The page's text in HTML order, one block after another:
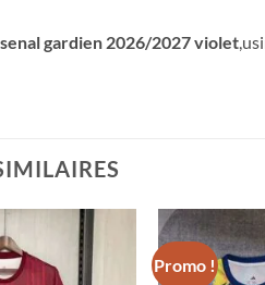
gardien 2026/2027 violet
Promo !